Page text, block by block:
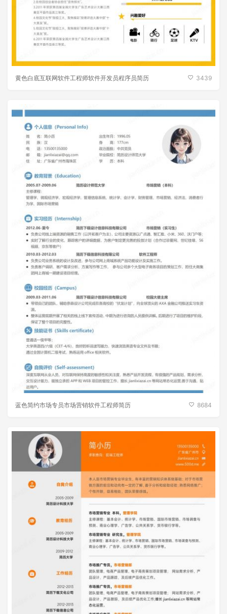
黄色白底互联网软件工程师软件开发员程序员简历 3439
蓝色简约市场专员市场营销软件工程师简历 8684